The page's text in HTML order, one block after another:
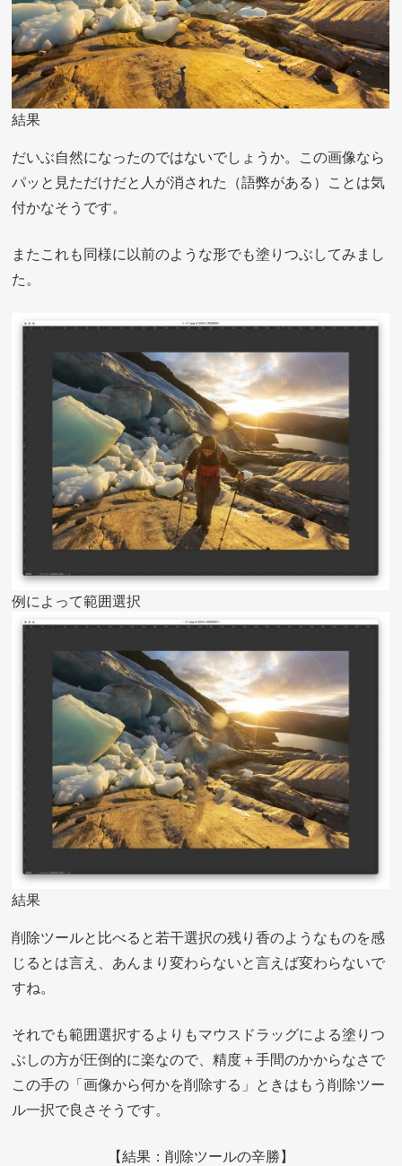
結果
だいぶ自然になったのではないでしょうか。この画像なら
パッと見ただけだと人が消された（語弊がある）ことは気
付かなそうです。
またこれも同様に以前のような形でも塗りつぶしてみまし
た。
例によって範囲選択
結果
削除ツールと比べると若干選択の残り香のようなものを感
じるとは言え、あんまり変わらないと言えば変わらないで
すね。
それでも範囲選択するよりもマウスドラッグによる塗りつ
ぶしの方が圧倒的に楽なので、精度＋手間のかからなさで
この手の「画像から何かを削除する」ときはもう削除ツー
ル一択で良さそうです。
【結果：削除ツールの辛勝】